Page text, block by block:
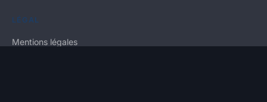
LÉGAL
Mentions légales